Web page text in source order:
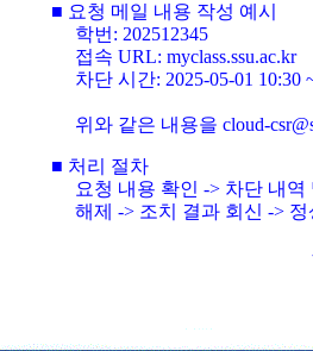
■ 요청 메일 내용 작성 예시
학번: 202512345
접속 URL: myclass.ssu.ac.kr
차단 시간: 2025-05-01 10:30
위와 같은 내용을 cloud-
■ 처리 절차
요청 내용 확인 -> 차단 내
해제 -> 조치 결과 회신 ->